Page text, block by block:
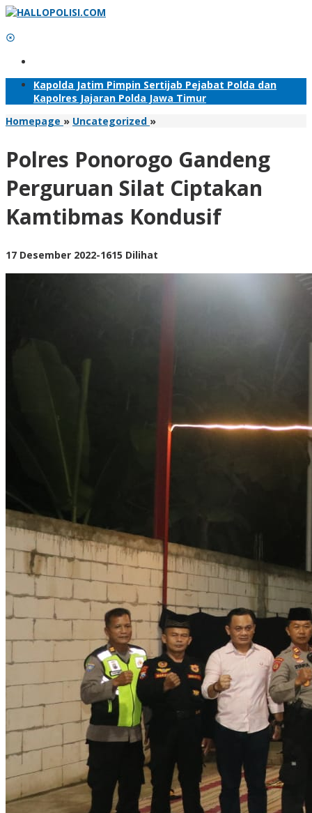
Lewati
konten
Kapolda Jatim Pimpin Sertijab Pejabat Polda dan
Kapolres Jajaran Polda Jawa Timur
Homepage » Uncategorized »Polres
Perguruan
Silat
Ciptakan
Kamtibmas
Kondusif
Polres Ponorogo Gandeng
Perguruan Silat Ciptakan
Kamtibmas Kondusif
17 Desember 2022oleh
-1615 Dilihat